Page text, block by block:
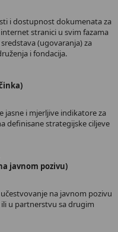
i dostupnost dokumenata za
stranici u svim fazama
(ugovaranja) za
i fondacija.
i mjerljive indikatore za
definisane strategijske ciljeve
javnom pozivu)
na javnom pozivu
u partnerstvu sa drugim